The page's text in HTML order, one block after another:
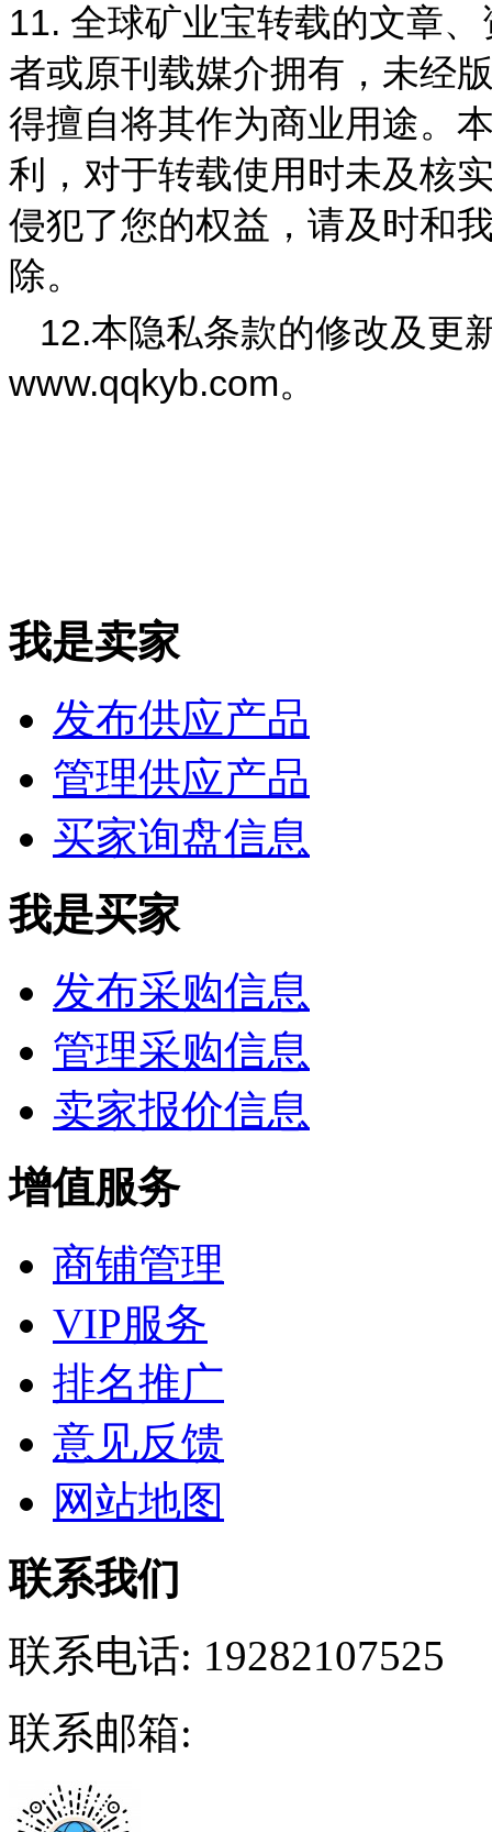
11. 全球矿业宝转载的文章
者或原刊载媒介拥有，未经
得擅自将其作为商业用途。
利，对于转载使用时未及核
侵犯了您的权益，请及时和
除。
12.本隐私条款的修改及更
www.qqkyb.com。
我是卖家
发布供应产品
管理供应产品
买家询盘信息
我是买家
发布采购信息
管理采购信息
卖家报价信息
增值服务
商铺管理
VIP服务
排名推广
意见反馈
网站地图
联系我们
联系电话: 19282107525
联系邮箱: